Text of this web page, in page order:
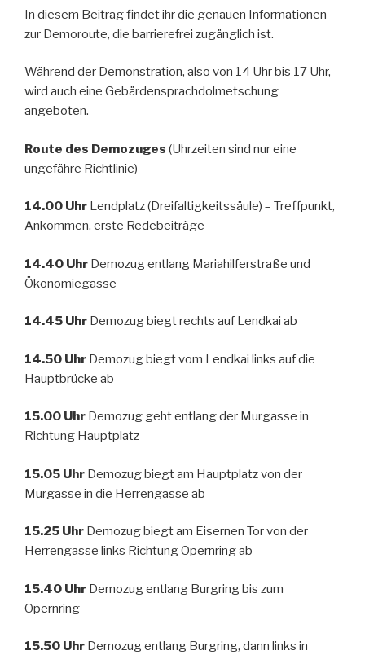
In diesem Beitrag findet ihr die genauen Informationen
zur Demoroute, die barrierefrei zugänglich ist.
Während der Demonstration, also von 14 Uhr bis 17 Uhr,
wird auch eine Gebärdensprachdolmetschung
angeboten.
Route des Demozuges (Uhrzeiten sind nur eine
ungefähre Richtlinie)
14.00 Uhr Lendplatz (Dreifaltigkeitssäule) – Treffpunkt,
Ankommen, erste Redebeiträge
14.40 Uhr Demozug entlang Mariahilferstraße und
Ökonomiegasse
14.45 Uhr Demozug biegt rechts auf Lendkai ab
14.50 Uhr Demozug biegt vom Lendkai links auf die
Hauptbrücke ab
15.00 Uhr Demozug geht entlang der Murgasse in
Richtung Hauptplatz
15.05 Uhr Demozug biegt am Hauptplatz von der
Murgasse in die Herrengasse ab
15.25 Uhr Demozug biegt am Eisernen Tor von der
Herrengasse links Richtung Opernring ab
15.40 Uhr Demozug entlang Burgring bis zum
Opernring
15.50 Uhr Demozug entlang Burgring, dann links in